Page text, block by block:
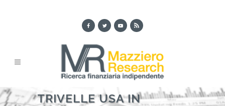
TRIVELLE USA IN